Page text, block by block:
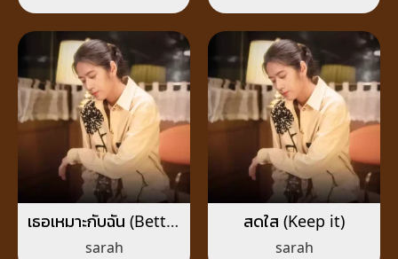
เธอเหมาะกับฉัน (Better
Match)
sarah
สดใส (Keep it)
sarah